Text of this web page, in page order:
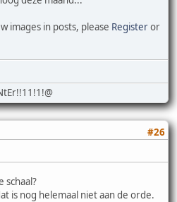
images in posts, please Registeror
#26
schaal?
is nog helemaal niet aan de orde.